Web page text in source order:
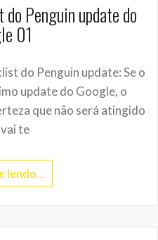
Penguin update do
01
do Penguin update: Se o
update do Google, o
que não será atingido
te
lendo…